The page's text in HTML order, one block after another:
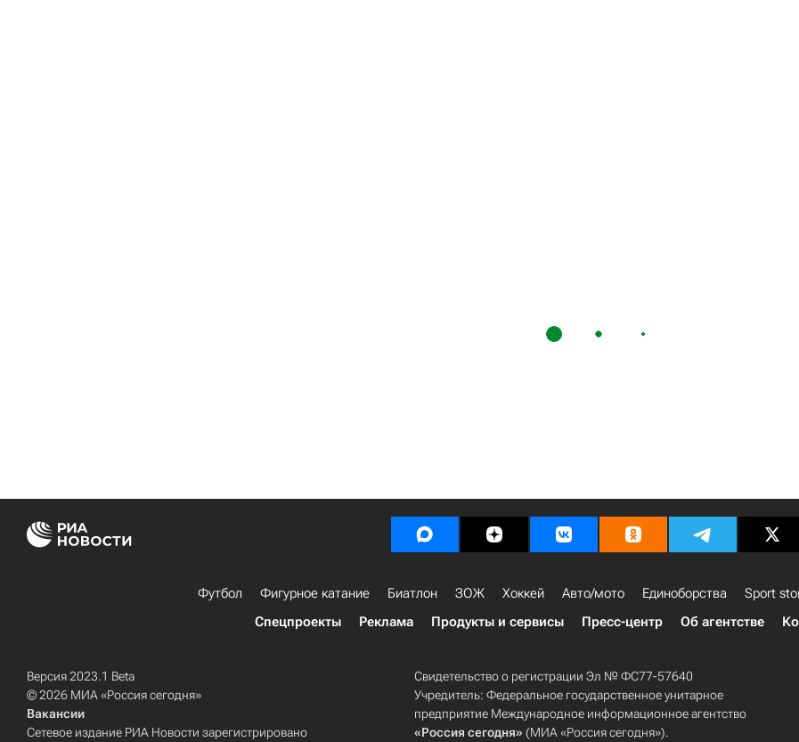
Футбол Фигурное катание Биатлон ЗОЖ Хоккей Авто/мото Единоборства Sport
Спецпроекты
Реклама Продукты и сервисы Пресс-центр Об агентстве
Версия 2023.1 Beta
© 2026 МИА «Россия сегодня»
Вакансии
Сетевое издание РИА Новости зарегистрировано
Свидетельство о регистрации Эл № ФС77-57640
Учредитель: Федеральное государственное унитарное
предприятие Международное информационное агентство
«Россия сегодня» (МИА «Россия сегодня»).